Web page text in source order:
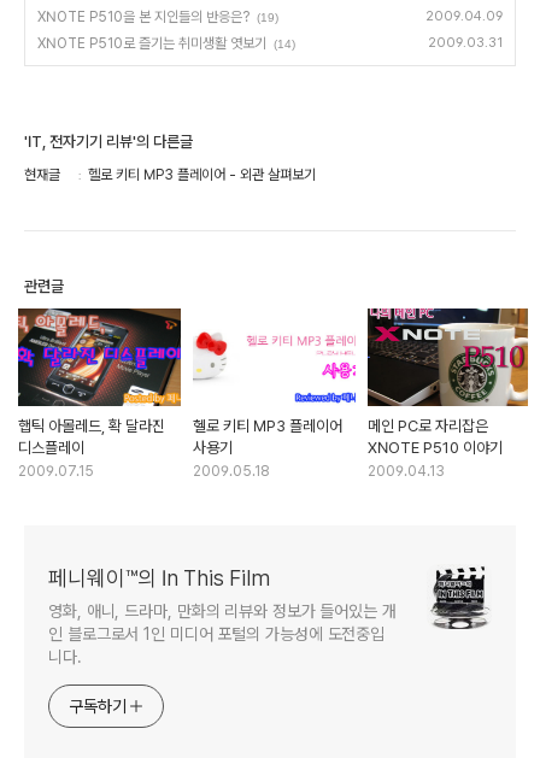
XNOTE P510을 본 지인들의 반응은? (19) 2009.04.09
XNOTE P510로 즐기는 취미생활 엿보기 (14) 2009.03.31
'IT, 전자기기 리뷰'의 다른글
현재글 헬로 키티 MP3 플레이어 - 외관 살펴보기
관련글
햅틱 아몰레드, 확 달라진
디스플레이
2009.07.15
헬로 키티 MP3 플레이어
사용기
2009.05.18
메인 PC로 자리잡은
XNOTE P510 이야기
2009.04.13
페니웨이™의 In This Film
영화, 애니, 드라마, 만화의 리뷰와 정보가 들어있는 개
인 블로그로서 1인 미디어 포털의 가능성에 도전중입
니다.
구독하기